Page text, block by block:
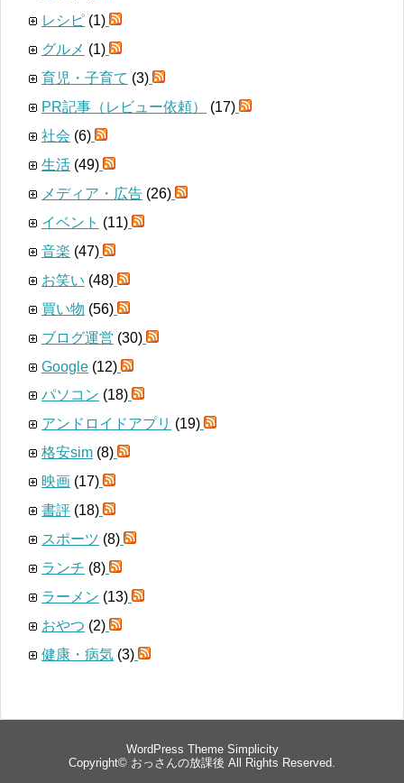
レシピ (1)
グルメ (1)
育児・子育て (3)
PR記事（レビュー依頼）
(17)
社会 (6)
生活 (49)
メディア・広告 (26)
イベント (11)
音楽 (47)
お笑い (48)
買い物 (56)
ブログ運営 (30)
Google (12)
パソコン (18)
アンドロイドアプリ (19)
格安sim (8)
映画 (17)
書評 (18)
スポーツ (8)
ランチ (8)
ラーメン (13)
おやつ (2)
健康・病気 (3)
WordPress Theme Simplicity
Copyright© おっさんの放課後 All Rights Reserved.